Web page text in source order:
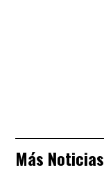
Más Noticias